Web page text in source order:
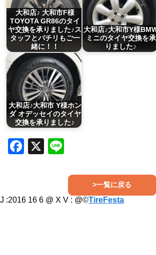
大和店♪ 大和市F様
TOYOTA GR86のタイ
ヤ交換を承りました♪ス
タッフとパチリもご一
緒に！！
大和店♪大和市Y様
ミニのタイヤ交換を承
りました♪
大和店♪大和市 Y様ホン
ダ オデッセイのタイヤ
交換を承りました♪
Facebook
X
>一覧に戻る
J :2016 16 6 @ X V : @©TireFesta